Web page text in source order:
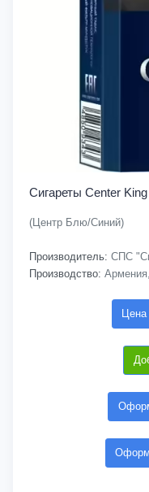
Сигареты Center
(Центр Блю/Синий)
Производитель: СПС
Производство:
Цена